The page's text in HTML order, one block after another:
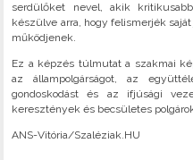
serdülőket nevel, akik
készülve arra, hogy felismerjék
működjenek.
Ez a képzés túlmutat a szakmai
az állampolgárságot, az
gondoskodást és az ifjúsági
keresztények és becsületes
ANS-Vitória/Szaléziak.HU